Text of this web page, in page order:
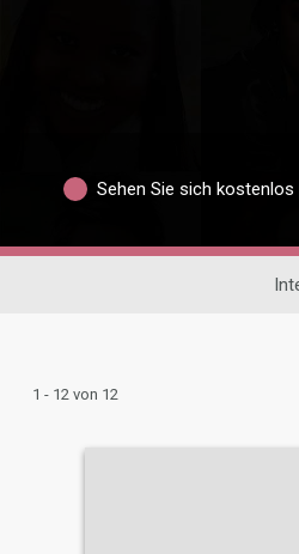
Sehen Sie sich
1 - 12 von 12